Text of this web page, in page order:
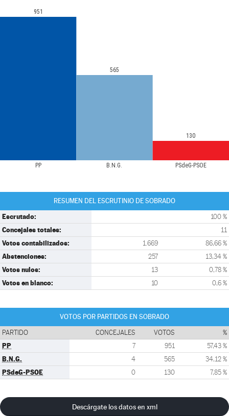
PP B.N.G. PSdeG-PSOE
951
565
130
RESUMEN DEL ESCRUTINIO DE SOBRADO
Escrutado: 100 %
Concejales totales: 11
Votos contabilizados: 1.669 86,66 %
Abstenciones: 257 13,34 %
Votos nulos: 13 0,78 %
Votos en blanco: 10 0,6 %
VOTOS POR PARTIDOS EN SOBRADO
PARTIDO CONCEJALES VOTOS %
PP 7 951 57,43 %
B.N.G. 4 565 34,12 %
PSdeG-PSOE 0 130 7,85 %
Descárgate los datos en xml